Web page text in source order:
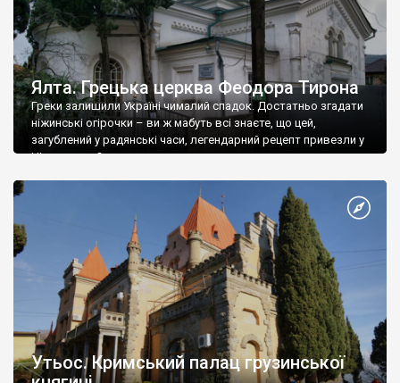
Ялта. Грецька церква Феодора Тирона
Греки залишили Україні чималий спадок. Достатньо згадати
ніжинські огірочки – ви ж мабуть всі знаєте, що цей,
загублений у радянські часи, легендарний рецепт привезли у
Ніжин греки?
Утьос. Кримський палац грузинської